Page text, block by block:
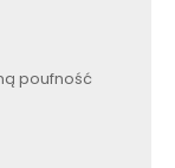
poufność